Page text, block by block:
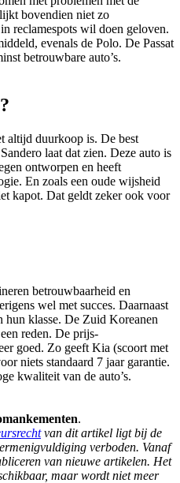
bovendien niet zo
reclamespots wil doen geloven.
evenals de Polo. De Passat
betrouwbare auto’s.
altijd duurkoop is. De best
laat dat zien. Deze auto is
ontworpen en heeft
En zoals een oude wijsheid
kapot. Dat geldt zeker ook voor
betrouwbaarheid en
wel met succes. Daarnaast
hun klasse. De Zuid Koreanen
reden. De prijs-
goed. Zo geeft Kia (scoort met
niets standaard 7 jaar garantie.
kwaliteit van de auto’s.
.
van dit artikel ligt bij de
verboden. Vanaf
van nieuwe artikelen. Het
maar wordt niet meer